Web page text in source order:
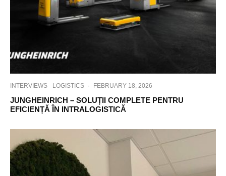
INTERVIEWS LOGISTICS · FEBRUARY 18, 2026
JUNGHEINRICH – SOLUȚII COMPLETE PENTRU
EFICIENȚĂ ÎN INTRALOGISTICĂ